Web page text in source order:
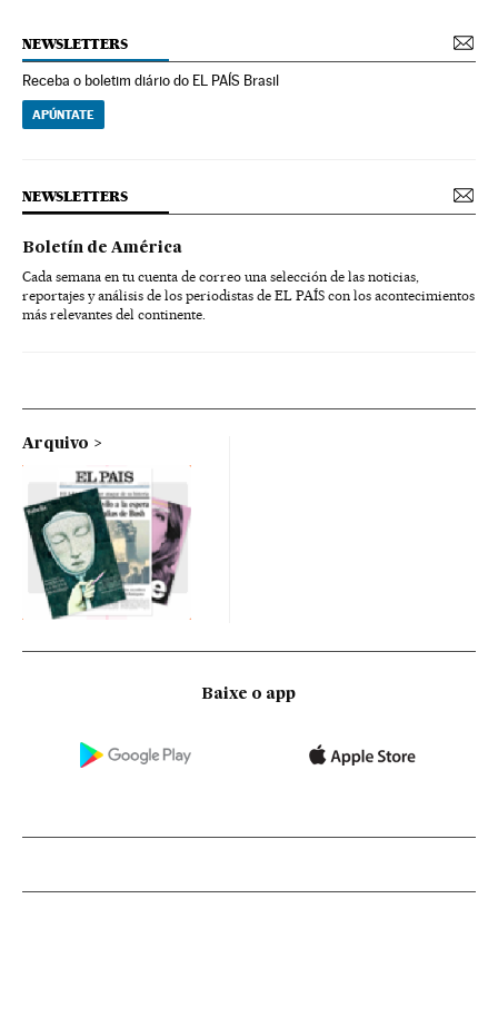
NEWSLETTERS
Receba o boletim diário do EL PAÍS Brasil
APÚNTATE
NEWSLETTERS
Boletín de América
Cada semana en tu cuenta de correo una selección de las noticias,
reportajes y análisis de los periodistas de EL PAÍS con los acontecimientos
más relevantes del continente.
Arquivo
Baixe o app